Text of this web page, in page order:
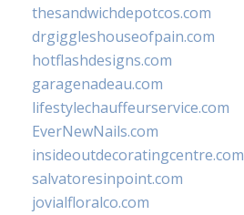
thesandwichdepotcos.com
drgiggleshouseofpain.com
hotflashdesigns.com
garagenadeau.com
lifestylechauffeurservice.com
EverNewNails.com
insideoutdecoratingcentre.com
salvatoresinpoint.com
jovialfloralco.com